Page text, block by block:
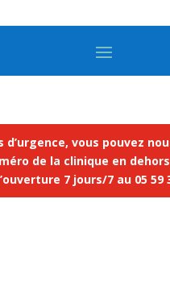
d’urgence, vous pouvez
de la clinique en
7 jours/7 au 05 59